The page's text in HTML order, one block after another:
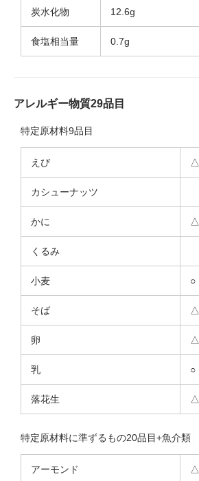
炭水化物 12.6g
食塩相当量 0.7g
アレルギー物質29品目
特定原材料9品目
えび △
カシューナッツ
かに △
くるみ
小麦 ○
そば △
卵 △
乳 ○
落花生 △
特定原材料に準ずるもの20品目+魚介類
アーモンド △